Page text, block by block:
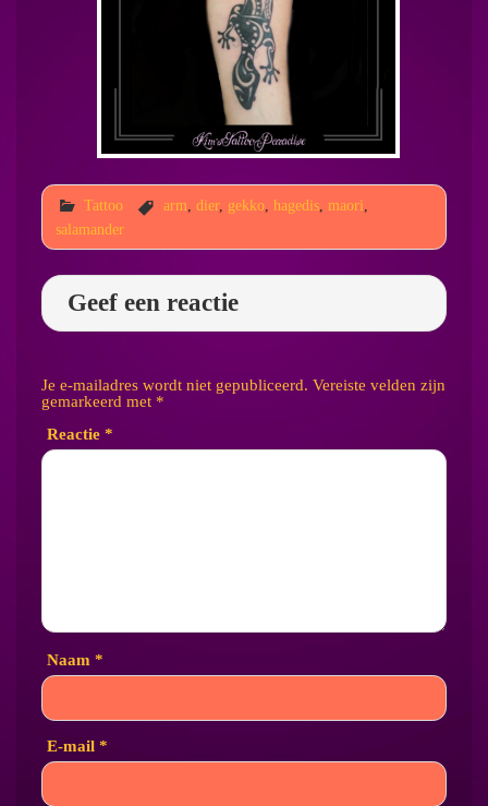
Tattoo arm dier, gekko, hagedis, maori
salamander
Geef een reactie
Je e-mailadres wordt niet gepubliceerd. Vereiste velden zijn
gemarkeerd met *
Reactie *
Naam *
E-mail *